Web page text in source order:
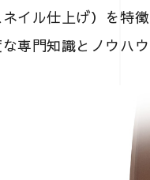
イル仕上げ）を特
専門知識とノウハウ